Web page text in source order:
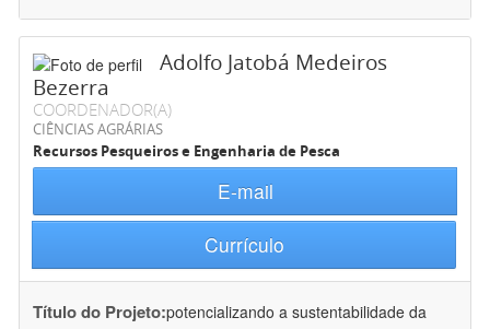
Adolfo Jatobá Medeiros
Bezerra
COORDENADOR(A)
CIÊNCIAS AGRÁRIAS
Recursos Pesqueiros e Engenharia de Pesca
E-mail
Currículo
Título do Projeto:potencializando a sustentabilidade da